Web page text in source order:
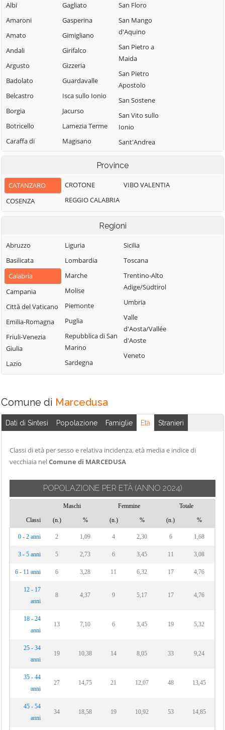
Albi
Amaroni
Amato
Andali
Argusto
Badolato
Belcastro
Borgia
Botricello
Caraffa di
Catanzaro
Carlopoli
Catanzaro
Cenadi
Cerva
Chiaravalle
Centrale
Cicala
Curinga
Davoli
Decollatura
Feroleto Antico
Fossato Serralta
Gagliato
Gasperina
Gimigliano
Girifalco
Gizzeria
Guardavalle
Isca sullo Ionio
Jacurso
Lamezia Terme
Magisano
Maida
Marcellinara
Martirano
Martirano
Miglierina
Montauro
Montepaone
Motta Santa
Lucia
Nocera Terinese
Olivadi
Palermiti
Pentone
Petrizzi
Pianopoli
Platania
San Floro
San Mango
d'Aquino
San Pietro a
Maida
San Pietro
Apostolo
San Sostene
San Vito sullo
Ionio
Sant'Andrea
Apostolo dello
Ionio
Sellia
Settingiano
Simeri Crichi
Sorbo San Basile
Soverato
Soveria Mannelli
Soveria Simeri
Squillace
Tiriolo
Torre di Ruggiero
Vallefiorita
Zagarise
Province
CATANZARO
COSENZA
CROTONE
REGGIO CALABRIA
VIBO VALENTIA
Regioni
Abruzzo
Basilicata
Calabria
Campania
Città del Vaticano
Emilia-Romagna
Friuli-Venezia
Giulia
Lazio
Liguria
Lombardia
Marche
Molise
Piemonte
Puglia
Repubblica di San
Marino
Sardegna
Sicilia
Toscana
Trentino-Alto
Adige/Südtirol
Umbria
Valle
d'Aosta/Vallée
d'Aoste
Veneto
Comune di Marcedusa
Dati di Sintesi Popolazione Famiglie Età Stranieri
Classi di età per sesso e relativa incidenza, età media e indice di
vecchiaia nelComune di MARCEDUSA
POPOLAZIONE PER ETÀ (ANNO 2024)
Maschi Femmine
Totale
Classi
(n.) % (n.) % (n.) %
0 - 2 anni 2 1,09 4 2,30 6 1,68
3 - 5 anni 5 2,73 6 3,45 11 3,08
6 - 11 anni 6 3,28 11 6,32 17 4,76
12 - 17
anni
8 4,37 9 5,17 17 4,76
18 - 24
anni
13 7,10 6 3,45 19 5,32
25 - 34
anni
19 10,38 14 8,05 33 9,24
35 - 44
anni
27 14,75 21 12,07 48 13,45
45 - 54
anni
34 18,58 19 10,92 53 14,85